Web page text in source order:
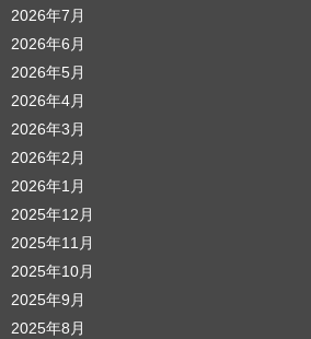
2026年7月
2026年6月
2026年5月
2026年4月
2026年3月
2026年2月
2026年1月
2025年12月
2025年11月
2025年10月
2025年9月
2025年8月